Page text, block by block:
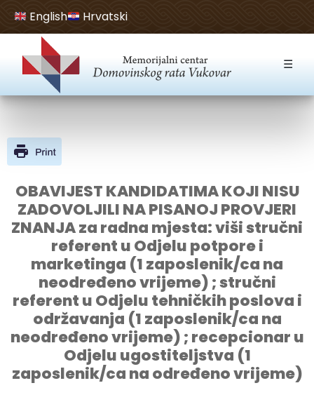
Open toolbar
English Hrvatski
☰
OBAVIJEST KANDIDATIMA KOJI NISU
ZADOVOLJILI NA PISANOJ PROVJERI
ZNANJA za radna mjesta: viši stručni
referent u Odjelu potpore i
marketinga (1 zaposlenik/ca na
neodređeno vrijeme) ; stručni
referent u Odjelu tehničkih poslova i
održavanja (1 zaposlenik/ca na
neodređeno vrijeme) ; recepcionar u
Odjelu ugostiteljstva (1
zaposlenik/ca na određeno vrijeme)